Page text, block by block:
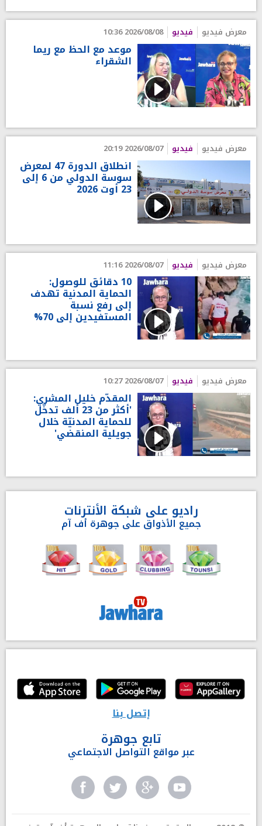
معرض فيديو فيديو 2026/08/08 10:36
موعد مع الحظ مع ريما
الشقراء
معرض فيديو فيديو 2026/08/07 20:19
انطلاق الدورة 47 لمعرض
سوسة الدولي من 6 إلى
23 أوت 2026
معرض فيديو فيديو 2026/08/07 11:16
10 دقائق للوصول:
الحماية المدنية تهدف
إلى رفع نسبة
المستفيدين إلى 70%
معرض فيديو فيديو 2026/08/07 10:27
المقدّم خليل المشري:
'أكثر من 23 ألف تدخّل
للحماية المدنيّة خلال
جويلية المنقضي'
راديو على شبكة الأنترنات
جميع الأذواق على جوهرة أف آم
إتصل بنا
تابع جوهرة
عبر مواقع التواصل الاجتماعي